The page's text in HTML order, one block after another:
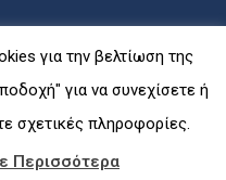
Menu
για την βελτίωση της
για να συνεχίσετε ή
σχετικές πληροφορίες.
Περισσότερα